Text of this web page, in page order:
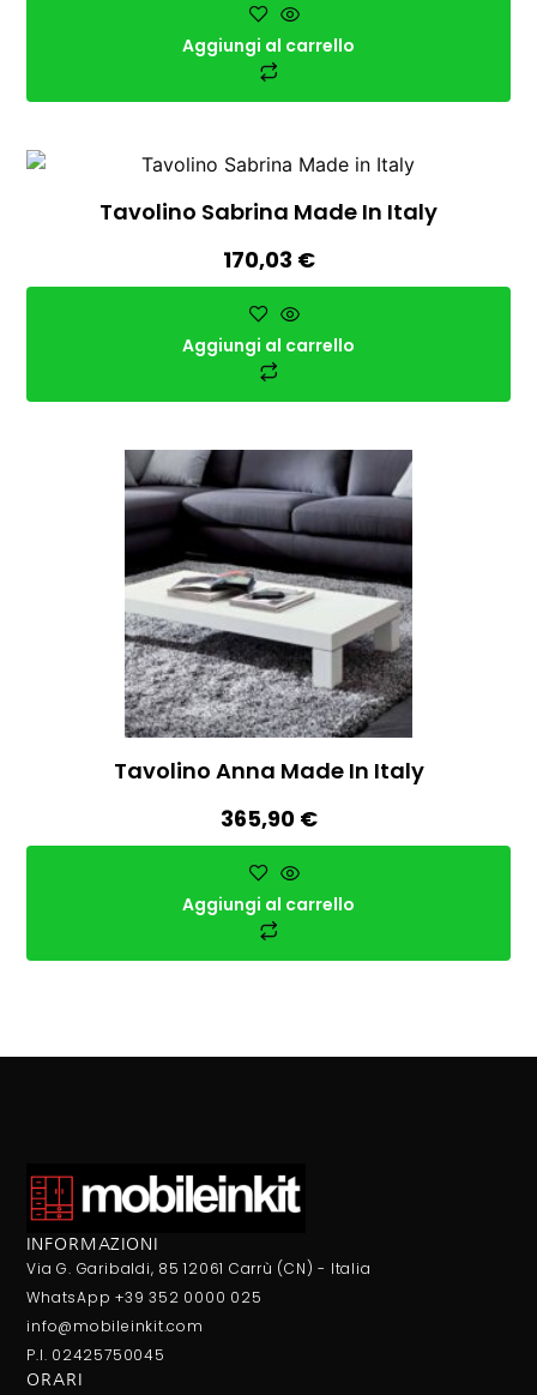
Aggiungi al carrello
Tavolino Sabrina Made In Italy
170,03 €
Aggiungi al carrello
Tavolino Anna Made In Italy
365,90 €
Aggiungi al carrello
INFORMAZIONI
Via G. Garibaldi, 85 12061 Carrù (CN) - Italia
WhatsApp +39 352 0000 025
info@mobileinkit.com
P.I. 02425750045
ORARI